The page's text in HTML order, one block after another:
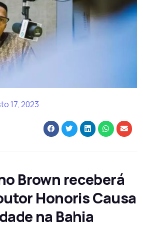
17, 2023
Brown receberá
Honoris Causa
na Bahia